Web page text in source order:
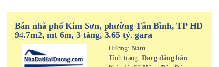
Bán nhà phố Kim Sơn, phường Tân Bình, TP HD
94.7m2, mt 6m, 3 tầng, 3.65 tỷ, gara
Hướng: Nam
Tình trạng: Đang đăng bán